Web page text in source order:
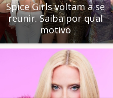
Spice Girls voltam a se
reunir. Saiba por qual
motivo